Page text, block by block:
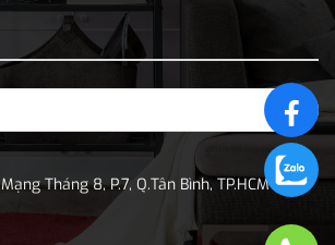
Tháng 8, P.7, Q.Tân Bình, TP.HCM